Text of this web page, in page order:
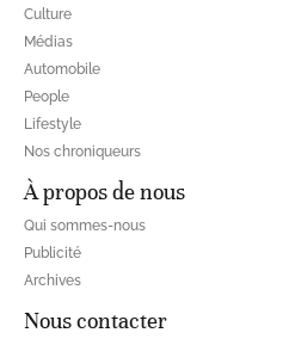
Culture
Médias
Automobile
People
Lifestyle
Nos chroniqueurs
À propos de nous
Qui sommes-nous
Publicité
Archives
Nous contacter